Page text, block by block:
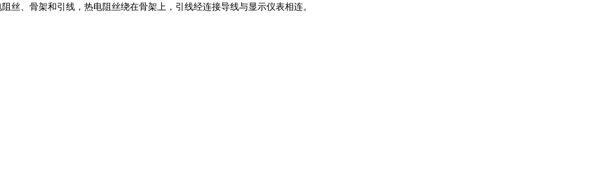
丝、骨架和引线，热电阻丝绕在骨架上，引线经连接导线与显示仪表相连。